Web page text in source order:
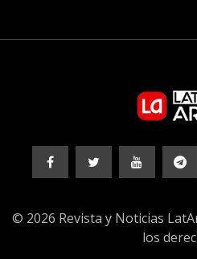
© 2026 Revista y Noticias
los